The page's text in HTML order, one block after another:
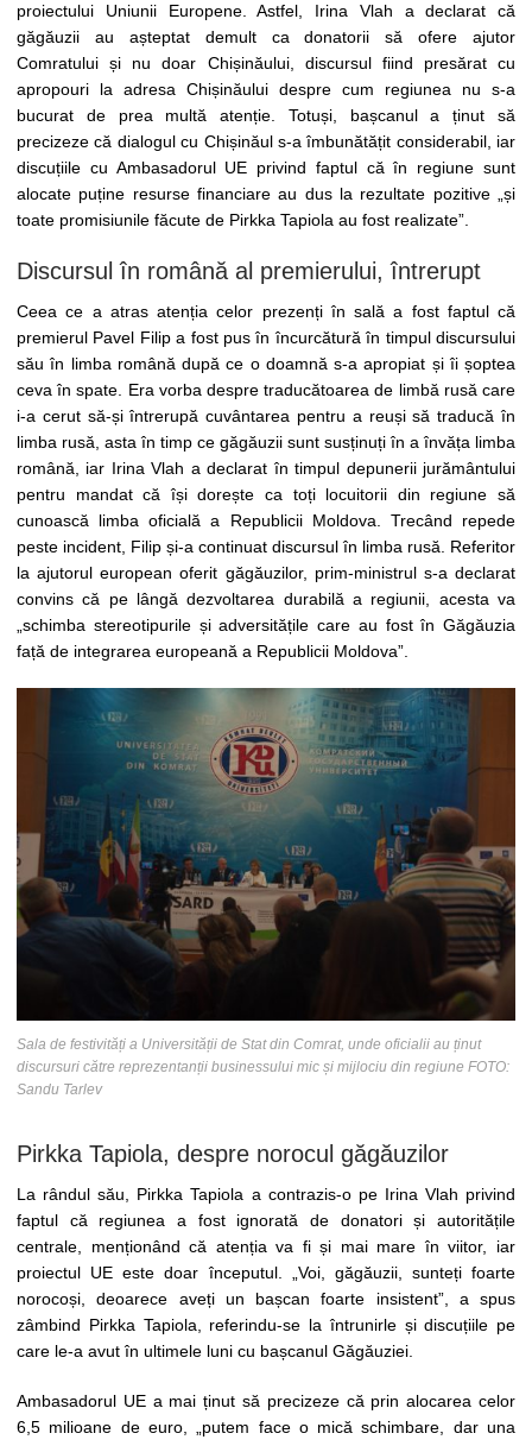
proiectului Uniunii Europene. Astfel, Irina Vlah a declarat că
găgăuzii au așteptat demult ca donatorii să ofere ajutor
Comratului și nu doar Chișinăului, discursul fiind presărat cu
apropouri la adresa Chișinăului despre cum regiunea nu s-a
bucurat de prea multă atenție. Totuși, bașcanul a ținut să
precizeze că dialogul cu Chișinăul s-a îmbunătățit considerabil, iar
discuțiile cu Ambasadorul UE privind faptul că în regiune sunt
alocate puține resurse financiare au dus la rezultate pozitive „și
toate promisiunile făcute de Pirkka Tapiola au fost realizate”.
Discursul în română al premierului, întrerupt
Ceea ce a atras atenția celor prezenți în sală a fost faptul că
premierul Pavel Filip a fost pus în încurcătură în timpul discursului
său în limba română după ce o doamnă s-a apropiat și îi șoptea
ceva în spate. Era vorba despre traducătoarea de limbă rusă care
i-a cerut să-și întrerupă cuvântarea pentru a reuși să traducă în
limba rusă, asta în timp ce găgăuzii sunt susținuți în a învăța limba
română, iar Irina Vlah a declarat în timpul depunerii jurământului
pentru mandat că își dorește ca toți locuitorii din regiune să
cunoască limba oficială a Republicii Moldova. Trecând repede
peste incident, Filip și-a continuat discursul în limba rusă. Referitor
la ajutorul european oferit găgăuzilor, prim-ministrul s-a declarat
convins că pe lângă dezvoltarea durabilă a regiunii, acesta va
„schimba stereotipurile și adversitățile care au fost în Găgăuzia
față de integrarea europeană a Republicii Moldova”.
Sala de festivități a Universității de Stat din Comrat, unde oficialii au ținut
discursuri către reprezentanții businessului mic și mijlociu din regiune FOTO:
Sandu Tarlev
Pirkka Tapiola, despre norocul găgăuzilor
La rândul său, Pirkka Tapiola a contrazis-o pe Irina Vlah privind
faptul că regiunea a fost ignorată de donatori și autoritățile
centrale, menționând că atenția va fi și mai mare în viitor, iar
proiectul UE este doar începutul. „Voi, găgăuzii, sunteți foarte
norocoși, deoarece aveți un bașcan foarte insistent”, a spus
zâmbind Pirkka Tapiola, referindu-se la întrunirle și discuțiile pe
care le-a avut în ultimele luni cu bașcanul Găgăuziei.
Ambasadorul UE a mai ținut să precizeze că prin alocarea celor
6,5 milioane de euro, „putem face o mică schimbare, dar una